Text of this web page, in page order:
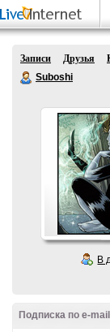
Записи Друзья
Suboshi
В
Подписка по e-mail